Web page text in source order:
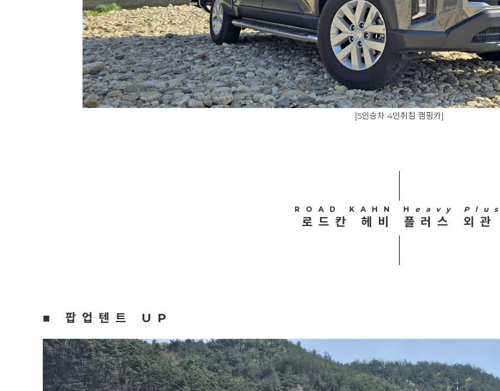
[5인승차 4인취침 캠핑카]
ROAD KAHN H eavy Plus
로드칸 헤비 플러스 외관
■ 팝업텐트 UP